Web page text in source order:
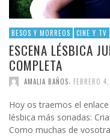
BESOS Y MORREOS CINE Y TV
ESCENA LÉSBICA
COMPLETA
AMALIA BAÑOS FEBRERO
Hoy os traemos el
lésbica más sonadas:
Como muchas de